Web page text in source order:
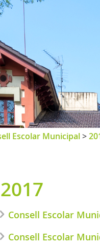
Escolar Municipal>
2017
Consell Escolar
Consell Escolar